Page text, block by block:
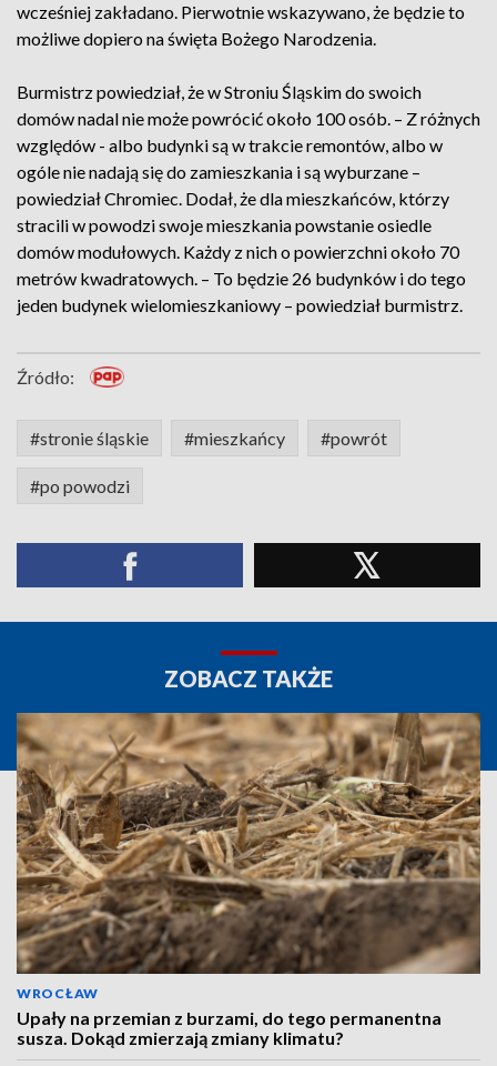
wcześniej zakładano. Pierwotnie wskazywano, że będzie to
możliwe dopiero na święta Bożego Narodzenia.
Burmistrz powiedział, że w Stroniu Śląskim do swoich
domów nadal nie może powrócić około 100 osób. – Z różnych
względów - albo budynki są w trakcie remontów, albo w
ogóle nie nadają się do zamieszkania i są wyburzane –
powiedział Chromiec. Dodał, że dla mieszkańców, którzy
stracili w powodzi swoje mieszkania powstanie osiedle
domów modułowych. Każdy z nich o powierzchni około 70
metrów kwadratowych. – To będzie 26 budynków i do tego
jeden budynek wielomieszkaniowy – powiedział burmistrz.
Źródło:
#stronie śląskie #mieszkańcy #powrót
#po powodzi
ZOBACZ TAKŻE
WROCŁAW
Upały na przemian z burzami, do tego permanentna
susza. Dokąd zmierzają zmiany klimatu?